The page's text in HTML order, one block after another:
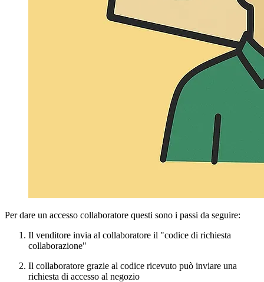
Per dare un accesso collaboratore questi sono i passi da seguire:
Il venditore invia al collaboratore il "codice di richiesta
collaborazione"
Il collaboratore grazie al codice ricevuto può inviare una
richiesta di accesso al negozio